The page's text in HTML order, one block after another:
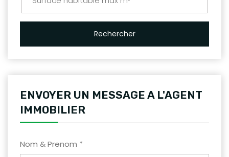
Rechercher
ENVOYER UN MESSAGE A L'AGENT
IMMOBILIER
Nom & Prenom *